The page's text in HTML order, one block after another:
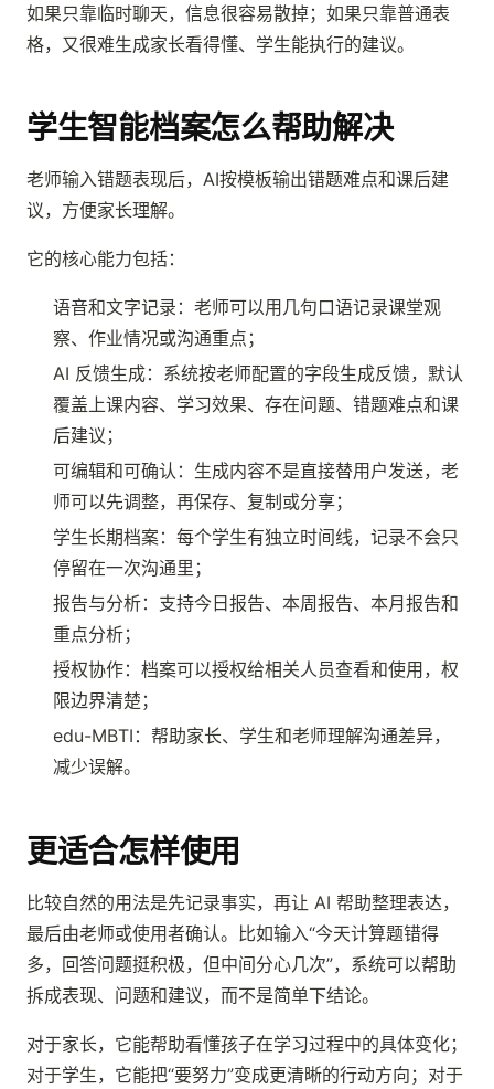
如果只靠临时聊天，信息很容易散掉；如果只靠普通表
格，又很难生成家长看得懂、学生能执行的建议。
学生智能档案怎么帮助解决
老师输入错题表现后，AI按模板输出错题难点和课后建
议，方便家长理解。
它的核心能力包括：
语音和文字记录：老师可以用几句口语记录课堂观
察、作业情况或沟通重点；
AI 反馈生成：系统按老师配置的字段生成反馈，默认
覆盖上课内容、学习效果、存在问题、错题难点和课
后建议；
可编辑和可确认：生成内容不是直接替用户发送，老
师可以先调整，再保存、复制或分享；
学生长期档案：每个学生有独立时间线，记录不会只
停留在一次沟通里；
报告与分析：支持今日报告、本周报告、本月报告和
重点分析；
授权协作：档案可以授权给相关人员查看和使用，权
限边界清楚；
edu-MBTI：帮助家长、学生和老师理解沟通差异，
减少误解。
更适合怎样使用
比较自然的用法是先记录事实，再让 AI 帮助整理表达，
最后由老师或使用者确认。比如输入“今天计算题错得
多，回答问题挺积极，但中间分心几次”，系统可以帮助
拆成表现、问题和建议，而不是简单下结论。
对于家长，它能帮助看懂孩子在学习过程中的具体变化；
对于学生，它能把“要努力”变成更清晰的行动方向；对于